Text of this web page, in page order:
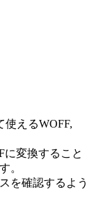
使えるWOFF,
に変換すること
。
を確認するよう